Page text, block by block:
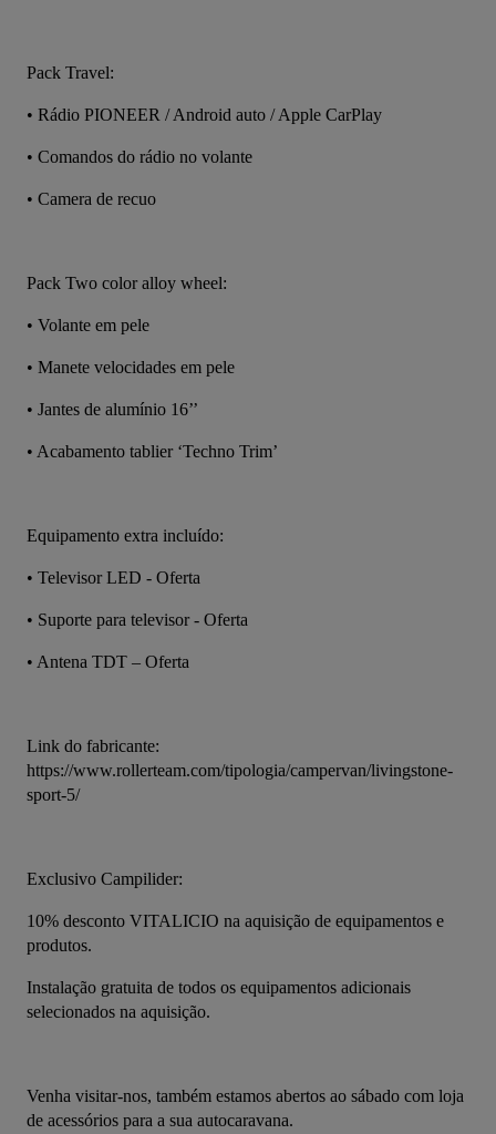
Pack Travel:
• Rádio PIONEER / Android auto / Apple CarPlay
• Comandos do rádio no volante
• Camera de recuo
Pack Two color alloy wheel:
• Volante em pele
• Manete velocidades em pele
• Jantes de alumínio 16’’
• Acabamento tablier ‘Techno Trim’
Equipamento extra incluído:
• Televisor LED - Oferta
• Suporte para televisor - Oferta
• Antena TDT – Oferta
Link do fabricante:
https://www.rollerteam.com/tipologia/campervan/livingstone-
sport-5/
Exclusivo Campilider:
10% desconto VITALICIO na aquisição de equipamentos e
produtos.
Instalação gratuita de todos os equipamentos adicionais
selecionados na aquisição.
Venha visitar-nos, também estamos abertos ao sábado com loja
de acessórios para a sua autocaravana.